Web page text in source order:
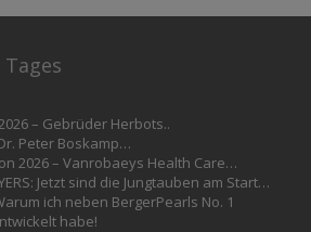
2026 – Gebrüder Herbots..
Peter Boskamp…
2026 – Vanrobaeys Health Care…
Jetzt sind die Jungtauben am Start…
ich neben BergerPearls No. 1
habe!